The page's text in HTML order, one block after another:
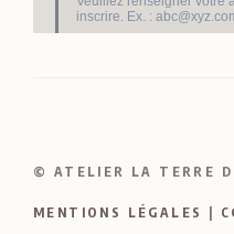
© ATELIER LA TERRE
MENTIONS LÉGALES |